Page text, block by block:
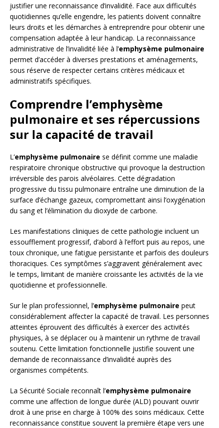
justifier une reconnaissance d’invalidité. Face aux difficultés
quotidiennes qu’elle engendre, les patients doivent connaître
leurs droits et les démarches à entreprendre pour obtenir une
compensation adaptée à leur handicap. La reconnaissance
administrative de l’invalidité liée à l’emphysème pulmonaire
permet d’accéder à diverses prestations et aménagements,
sous réserve de respecter certains critères médicaux et
administratifs spécifiques.
Comprendre l’emphysème
pulmonaire et ses répercussions
sur la capacité de travail
L’emphysème pulmonaire se définit comme une maladie
respiratoire chronique obstructive qui provoque la destruction
irréversible des parois alvéolaires. Cette dégradation
progressive du tissu pulmonaire entraîne une diminution de la
surface d’échange gazeux, compromettant ainsi l’oxygénation
du sang et l’élimination du dioxyde de carbone.
Les manifestations cliniques de cette pathologie incluent un
essoufflement progressif, d’abord à l’effort puis au repos, une
toux chronique, une fatigue persistante et parfois des douleurs
thoraciques. Ces symptômes s’aggravent généralement avec
le temps, limitant de manière croissante les activités de la vie
quotidienne et professionnelle.
Sur le plan professionnel, l’emphysème pulmonaire peut
considérablement affecter la capacité de travail. Les personnes
atteintes éprouvent des difficultés à exercer des activités
physiques, à se déplacer ou à maintenir un rythme de travail
soutenu. Cette limitation fonctionnelle justifie souvent une
demande de reconnaissance d’invalidité auprès des
organismes compétents.
La Sécurité Sociale reconnaît l’emphysème pulmonaire
comme une affection de longue durée (ALD) pouvant ouvrir
droit à une prise en charge à 100% des soins médicaux. Cette
reconnaissance constitue souvent la première étape vers une